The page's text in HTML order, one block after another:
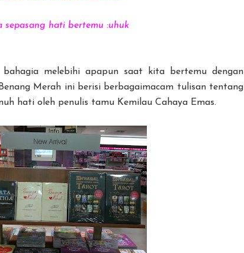
sepasang hati bertemu :uhuk
bahagia melebihi apapun saat kita bertemu dengan
Merah ini berisi berbagaimacam tulisan tentang
hati oleh penulis tamu Kemilau Cahaya Emas.